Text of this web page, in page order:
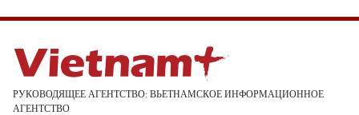
РУКОВОДЯЩЕЕ АГЕНТСТВО: ВЬЕТНАМСКОЕ ИНФОРМАЦИОННОЕ
АГЕНТСТВО